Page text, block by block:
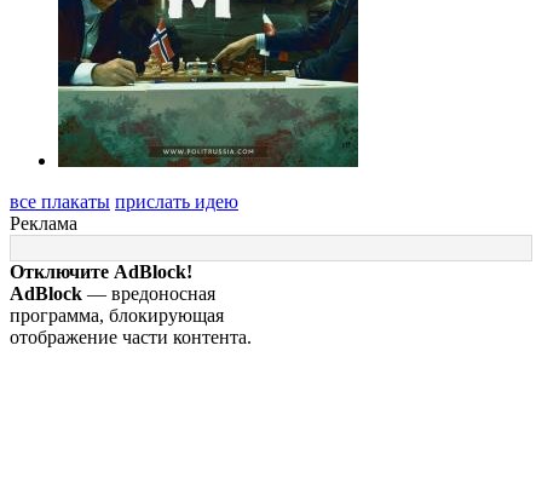
все плакаты прислать идею
Реклама
Отключите AdBlock!
AdBlock — вредоносная
программа, блокирующая
отображение части контента.